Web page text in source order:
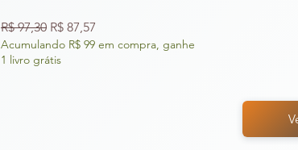
Preço normal
R$ 97,30 Preço promocional
R$ 87,57
Acumulando R$ 99 em compra, ganhe
1 livro grátis